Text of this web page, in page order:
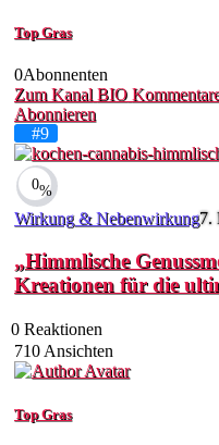
Top Gras
0Abonnenten
Zum Kanal BIO
Abonnieren
#9
0%
Wirkung & Nebenwirkung7.
„Himmlische
Kreationen für die
0 Reaktionen
710 Ansichten
Top Gras